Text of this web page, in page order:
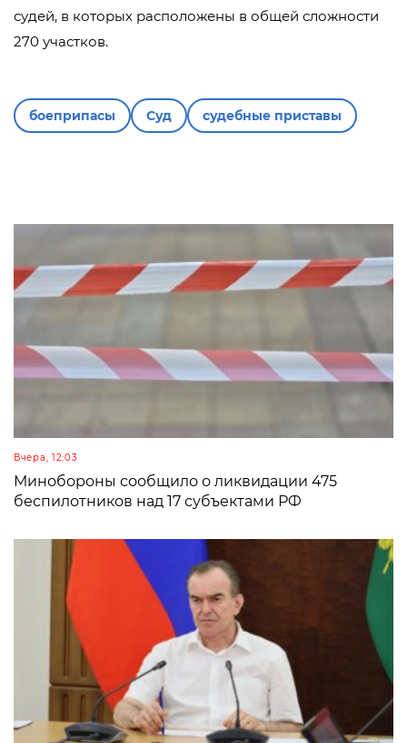
судей, в которых расположены в общей сложности
270 участков.
боеприпасы Суд судебные приставы
Вчера, 12:03
Минобороны сообщило о ликвидации 475
беспилотников над 17 субъектами РФ